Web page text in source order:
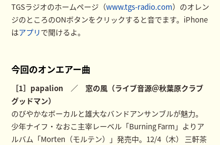
TGSラジオのホームページ（www.tgs-radio.com）のオレン
ジのところのONボタンをクリックすると音でます。iPhone
はアプリで聞けるよ。
今回のオンエアー曲
［1］papalion ／ 窓の風（ライブ音源＠秋葉原クラブ
グッドマン）
のびやかなボーカルと雄大なバンドアンサンブルが魅力。
少年ナイフ・なおこ主宰レーベル「Burning Farm」よりア
ルバム「Morten（モルテン）」発売中。12/4（木） 三軒茶